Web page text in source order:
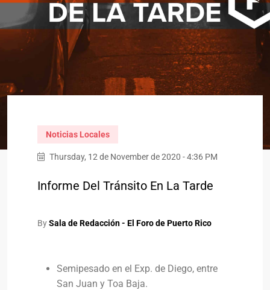
Noticias Locales
Thursday, 12 de November de 2020 - 4:36 PM
Informe Del Tránsito En La Tarde
BySala de Redacción - El Foro de Puerto Rico
Semipesado en el Exp. de Diego, entre
San Juan y Toa Baja.